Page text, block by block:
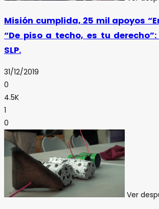
Misión cumplida, 25 mil apoyos
“De piso a techo, es tu
SLP.
31/12/2019
0
4.5K
1
0
Ver